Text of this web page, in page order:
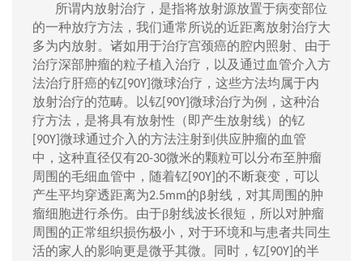
所谓内放射治疗，是指将放射源放置于病变部位
的一种放疗方法，我们通常所说的近距离放射治疗大
多为内放射。 诸如用于治疗宫颈癌的腔内照射、由于
治疗深部肿瘤的粒子植入治疗，以及通过血管介入方
法治疗肝癌的钇 [90Y] 微球治疗 ，这些方法均属于内
放射治疗的范畴。以钇 [90Y] 微球治疗为例，这种治
疗方法，是将具有放射性（ 即产生放射线） 的钇
[90Y] 微球通过介入的方法注射到供应肿瘤的血管
中，这种直径仅有20-30微米的颗粒可以分布至肿瘤
周围的毛细血管中，随着钇 [90Y] 的不断衰变，可以
产生平均穿透距离为2.5mm的β射线， 对其周围的肿
瘤细胞进行杀伤。由于β射线波长很短，所以对肿瘤
周围的正常组织损伤极小，对于环境和与患者共同生
活的家人的影响更是微乎其微。
同时 ，钇 [90Y] 的半